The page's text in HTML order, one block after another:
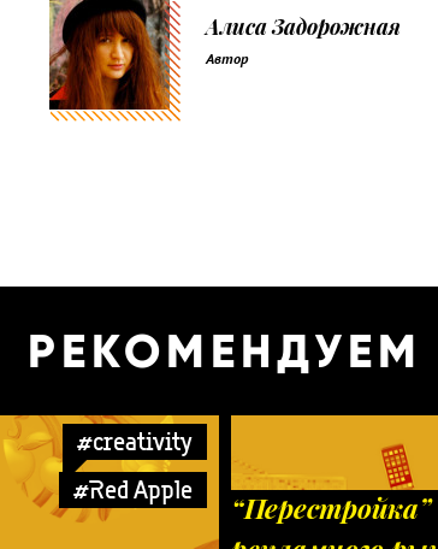
Алиса Задорожная
Автор
РЕКОМЕНДУЕМ
#creativity
#Red Apple
“Перестройка”